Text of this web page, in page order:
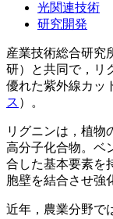
光関連技術
研究開発
産業技術総合研究
研）と共同で，リ
優れた紫外線カッ
ス ）。
リグニンは，植物
高分子化合物。ベ
合した基本要素を
胞壁を結合させ強
近年，農業分野で